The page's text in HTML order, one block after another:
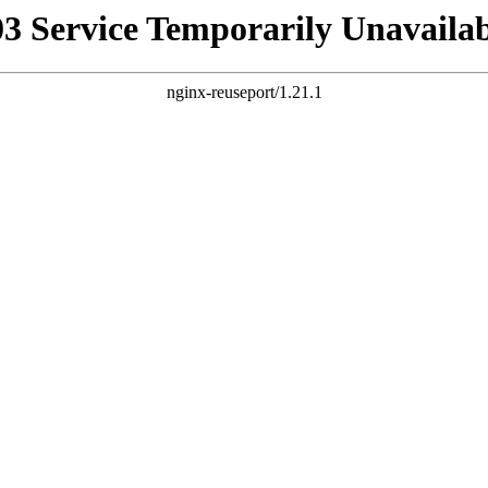
Service Temporarily
nginx-reuseport/1.21.1